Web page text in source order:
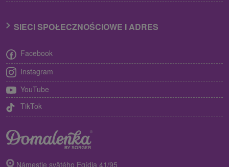
SIECI SPOŁECZNOŚCIOWE I ADRES
Facebook
Instagram
YouTube
TikTok
Námestie svätého Egídia 41/95